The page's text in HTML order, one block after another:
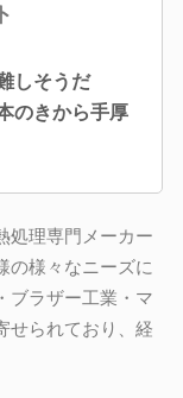
しそうだ
のきから手厚
処理専門メーカー
の様々なニーズに
ブラザー工業・マ
せられており、経